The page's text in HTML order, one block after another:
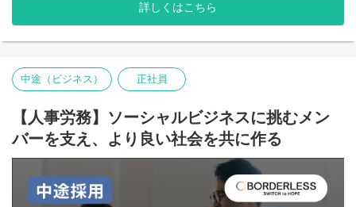
クラウドファンディングプラットフォームです。
そんな想いから、気軽にアクションを起こし合える社会をつくる
ことに挑戦しています。
サービス開始から3年半で、
プロジェクト数：2,500件超
支援総額：25億円突破
支援者数：20万人
メンバーは20〜40代まで幅広く、熱量とスピード感を持ちなが
詳しくはこちら
中途（ビジネス） 正社員
【人事労務】ソーシャルビジネスに挑むメン
バーを支え、より良い社会を共に作る